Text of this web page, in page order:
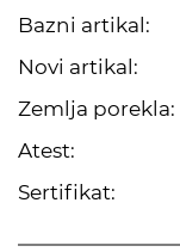
Bazni artikal:
Novi artikal:
Zemlja porekla:
Atest:
Sertifikat: